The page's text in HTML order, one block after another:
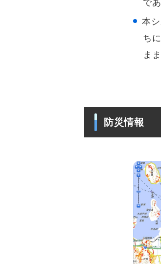
で
本
ち
ま
防災情報